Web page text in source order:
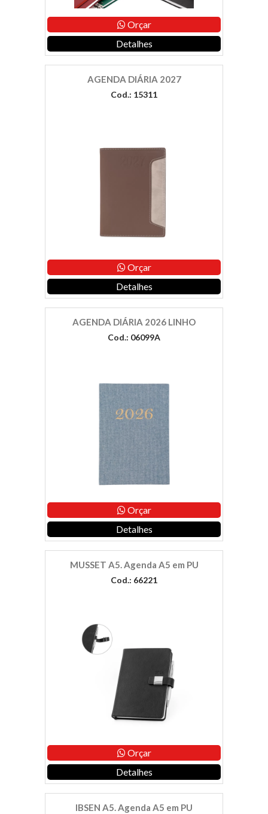
Orçar
Detalhes
AGENDA DIÁRIA 2027
Cod.: 15311
Orçar
Detalhes
AGENDA DIÁRIA 2026 LINHO
Cod.: 06099A
Orçar
Detalhes
MUSSET A5. Agenda A5 em PU
Cod.: 66221
Orçar
Detalhes
IBSEN A5. Agenda A5 em PU